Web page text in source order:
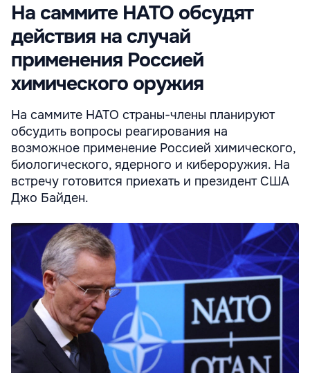
На саммите НАТО обсудят
действия на случай
применения Россией
химического оружия
На саммите НАТО страны-члены планируют
обсудить вопросы реагирования на
возможное применение Россией химического,
биологического, ядерного и кибероружия. На
встречу готовится приехать и президент США
Джо Байден.